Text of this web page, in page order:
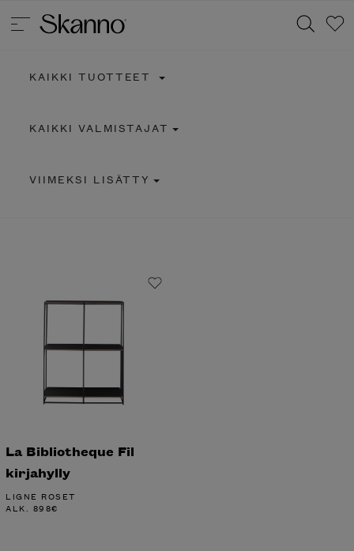
KAIKKI TUOTTEET
KAIKKI VALMISTAJAT
VIIMEKSI LISÄTTY
La Bibliotheque Fil
kirjahylly
LIGNE ROSET
ALK. 898€